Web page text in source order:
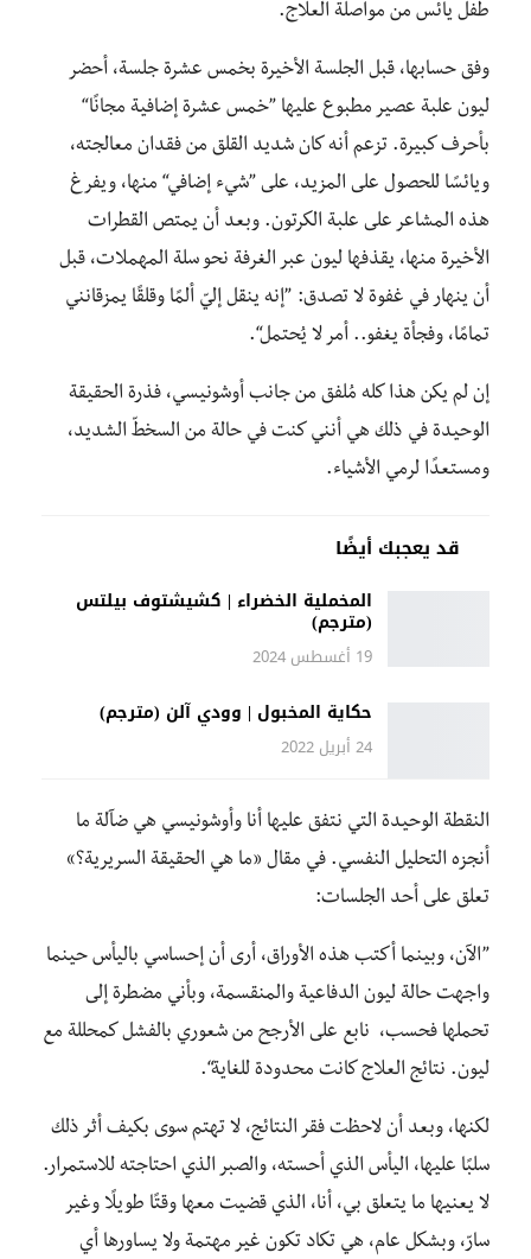
طفل يائس من مواصلة العلاج.
وفق حسابها، قبل الجلسة الأخيرة بخمس عشرة جلسة، أحضر
ليون علبة عصير مطبوع عليها ”خمس عشرة إضافية مجانًا“
بأحرف كبيرة. تزعم أنه كان شديد القلق من فقدان معالجته،
ويائسًا للحصول على المزيد، على ”شيء إضافي“ منها، ويفرغ
هذه المشاعر على علبة الكرتون. وبعد أن يمتص القطرات
الأخيرة منها، يقذفها ليون عبر الغرفة نحو سلة المهملات، قبل
أن ينهار في غفوة لا تصدق: ”إنه ينقل إليّ ألمًا وقلقًا يمزقانني
تمامًا، وفجأة يغفو.. أمر لا يُحتمل“.
إن لم يكن هذا كله مُلفق من جانب أوشونيسي، فذرة الحقيقة
الوحيدة في ذلك هي أنني كنت في حالة من السخطّ الشديد،
ومستعدًا لرمي الأشياء.
قد يعجبك أيضًا
المخملية الخضراء | كشيشتوف بيلتس
(مترجم)
19 أغسطس 2024
حكاية المخبول | وودي آلن (مترجم)
24 أبريل 2022
النقطة الوحيدة التي نتفق عليها أنا وأوشونيسي هي ضآلة ما
أنجزه التحليل النفسي. في مقال «ما هي الحقيقة السريرية؟»
تعلق على أحد الجلسات:
”الآن، وبينما أكتب هذه الأوراق، أرى أن إحساسي باليأس حينما
واجهت حالة ليون الدفاعية والمنقسمة، وبأني مضطرة إلى
تحملها فحسب، نابع على الأرجح من شعوري بالفشل كمحللة مع
ليون. نتائج العلاج كانت محدودة للغاية“.
لكنها، وبعد أن لاحظت فقر النتائج، لا تهتم سوى بكيف أثر ذلك
سلبًا عليها، اليأس الذي أحسته، والصبر الذي احتاجته للاستمرار.
لا يعنيها ما يتعلق بي، أنا، الذي قضيت معها وقتًا طويلًا وغير
سارّ، وبشكل عام، هي تكاد تكون غير مهتمة ولا يساورها أي